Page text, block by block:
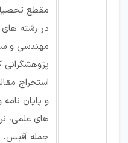
مقطع
در رشته
مهندسی و
استخراج
و پایان
های علمی،
جمله آفیس،